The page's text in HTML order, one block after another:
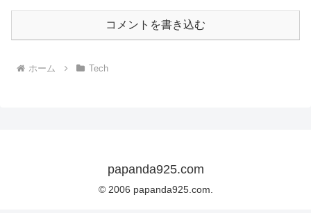
コメントを書き込む
ホーム Tech
papanda925.com
© 2006 papanda925.com.